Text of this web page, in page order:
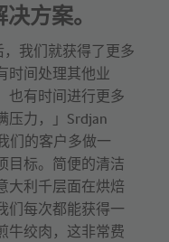
方案。
，我们就获得了更多
时间处理其他业
也有时间进行更多
压力，」Srdjan
们的客户多做一
目标。简便的清洁
大利千层面在烘焙
们每次都能获得一
牛绞肉，这非常费